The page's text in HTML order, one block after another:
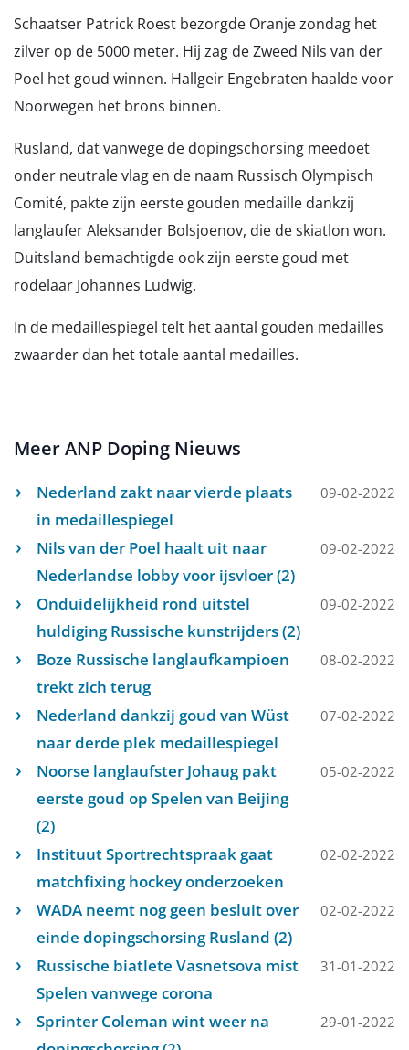
Schaatser Patrick Roest bezorgde Oranje zondag het
zilver op de 5000 meter. Hij zag de Zweed Nils van der
Poel het goud winnen. Hallgeir Engebraten haalde voor
Noorwegen het brons binnen.
Rusland, dat vanwege de dopingschorsing meedoet
onder neutrale vlag en de naam Russisch Olympisch
Comité, pakte zijn eerste gouden medaille dankzij
langlaufer Aleksander Bolsjoenov, die de skiatlon won.
Duitsland bemachtigde ook zijn eerste goud met
rodelaar Johannes Ludwig.
In de medaillespiegel telt het aantal gouden medailles
zwaarder dan het totale aantal medailles.
Meer ANP Doping Nieuws
Nederland zakt naar vierde plaats
in medaillespiegel
09-02-2022
Nils van der Poel haalt uit naar
Nederlandse lobby voor ijsvloer (2)
09-02-2022
Onduidelijkheid rond uitstel
huldiging Russische kunstrijders (2)
09-02-2022
Boze Russische langlaufkampioen
trekt zich terug
08-02-2022
Nederland dankzij goud van Wüst
naar derde plek medaillespiegel
07-02-2022
Noorse langlaufster Johaug pakt
eerste goud op Spelen van Beijing
(2)
05-02-2022
Instituut Sportrechtspraak gaat
matchfixing hockey onderzoeken
02-02-2022
WADA neemt nog geen besluit over
einde dopingschorsing Rusland (2)
02-02-2022
Russische biatlete Vasnetsova mist
Spelen vanwege corona
31-01-2022
Sprinter Coleman wint weer na
29-01-2022